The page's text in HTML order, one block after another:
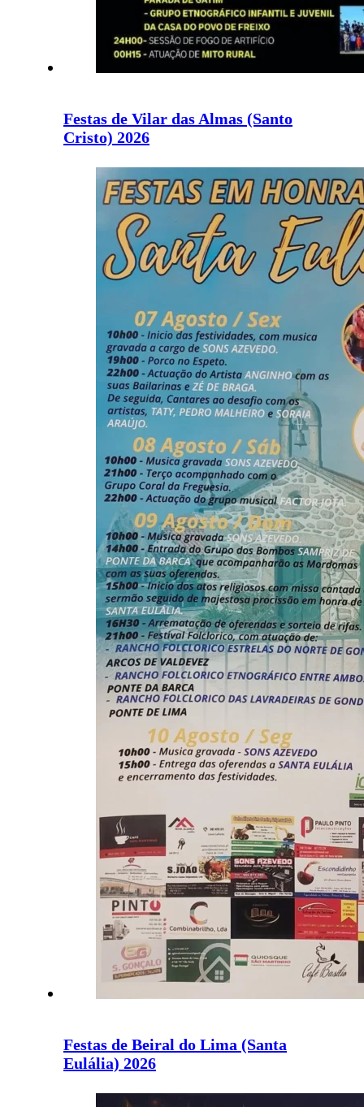
Festas de Vilar das Almas (Santo
Cristo) 2026
Festas de Beiral do Lima (Santa
Eulália) 2026